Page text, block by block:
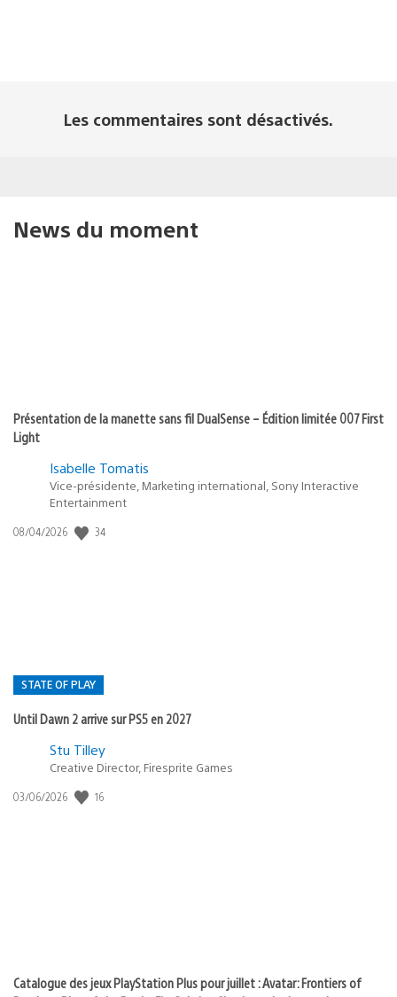
Les commentaires sont désactivés.
News du moment
Présentation de la manette sans fil DualSense – Édition limitée 007 First
Light
Isabelle Tomatis
Vice-présidente, Marketing international, Sony Interactive
Entertainment
Date
08/04/2026 34
STATE OF PLAY
Until Dawn 2 arrive sur PS5 en 2027
Postée
:
state
Stu Tilley
Creative Director, Firesprite Games
Date
03/06/2026 16
Catalogue des jeux PlayStation Plus pour juillet : Avatar: Frontiers of